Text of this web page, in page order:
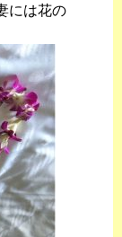
には花の